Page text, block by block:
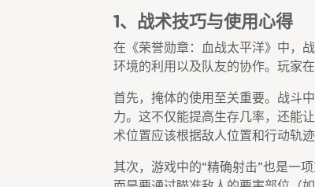
1、战术技巧与使用心得
在《荣誉勋章：血战太平洋》中，
环境的利用以及队友的协作。玩家
首先，掩体的使用至关重要。战斗
力。这不仅能提高生存几率，还能
术位置应该根据敌人位置和行动轨
其次，游戏中的“精确射击”也是一